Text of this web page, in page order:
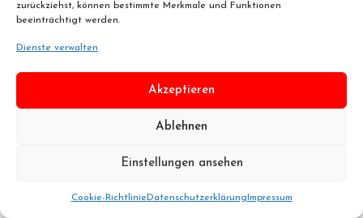
zurückziehst, können bestimmte Merkmale und Funktionen
beeinträchtigt werden.
Dienste verwalten
Akzeptieren
Ablehnen
Einstellungen ansehen
Cookie-Richtlinie Datenschutzerklärung Impressum
Bitte lass(t) uns wissen, wenn Dir/Euch etwas
Angebot gerne weiter. Wir hoffen, Du hast/ Ihr
habt Spaß während der Theorie, sowie Praxis
auf dem Motorrad.
Team Hensen GbR